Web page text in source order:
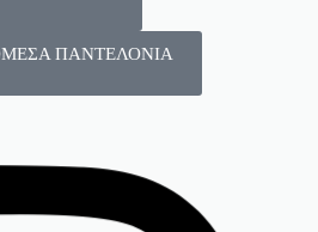
ΠΑΝΤΕΛΟΝΙΑ